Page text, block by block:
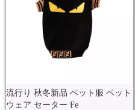
流行り 秋冬新品 ペット服 ペット
ウェア セーター Fe